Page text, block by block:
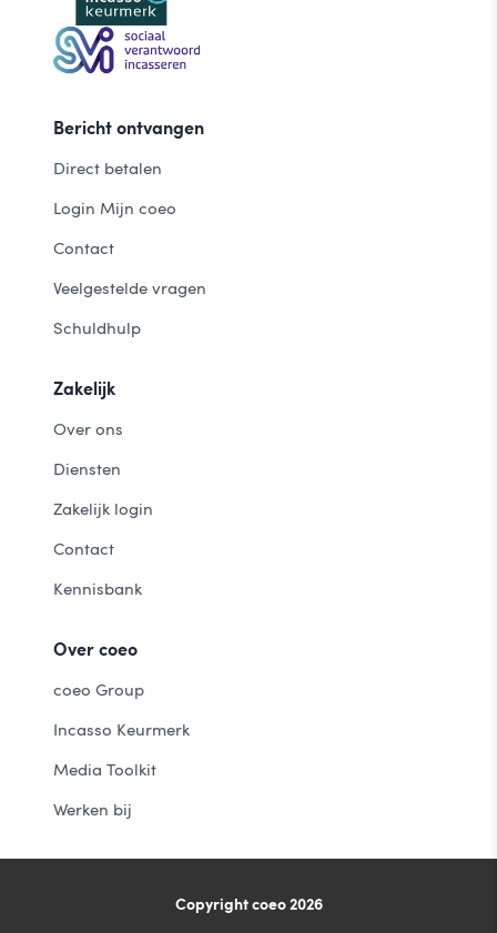
Bericht ontvangen
Direct betalen
Login Mijn coeo
Contact
Veelgestelde vragen
Schuldhulp
Zakelijk
Over ons
Diensten
Zakelijk login
Contact
Kennisbank
Over coeo
coeo Group
Incasso Keurmerk
Media Toolkit
Werken bij
Copyright coeo 2026